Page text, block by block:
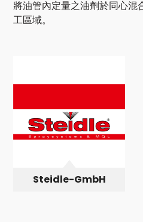
將油管內定量之油劑於同心混
工區域。
Steidle-GmbH